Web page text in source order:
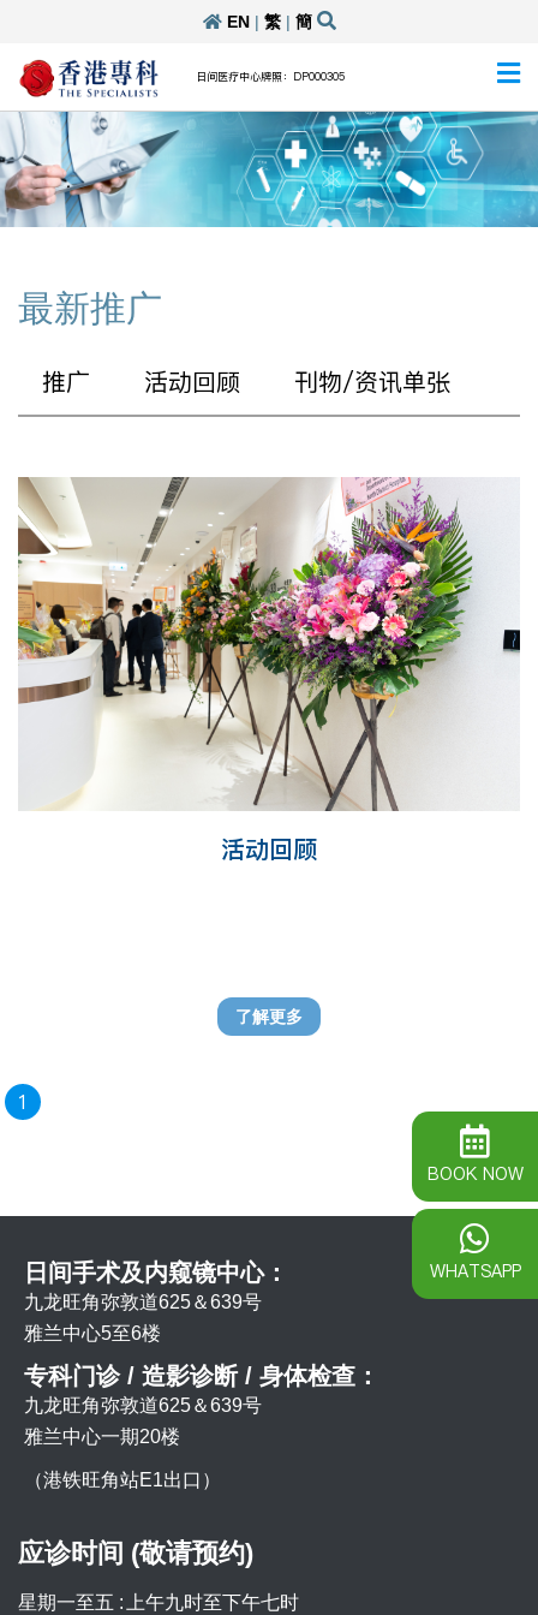
EN| 繁| 簡
日间医疗中心牌照：DP000305
最新推广
推广 活动回顾 刊物/资讯单张
活动回顾
了解更多
1
日间手术及内窥镜中心：
九龙旺角弥敦道625＆639号
雅兰中心5至6楼
专科门诊 / 造影诊断 / 身体检查：
九龙旺角弥敦道625＆639号
雅兰中心一期20楼
（港铁旺角站E1出口）
应诊时间 (敬请预约)
星期一至五 : 上午九时至下午七时
BOOK NOW
WHATSAPP